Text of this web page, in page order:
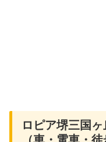
ロピア堺三国
（車・電車・徒